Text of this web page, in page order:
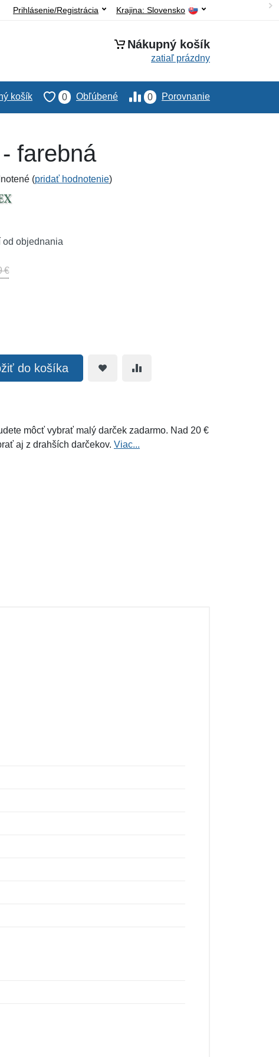
Krajina: Slovensko
Prihlásenie/Registrácia
Nákupný košík
zatiaľ prázdny
0 Porovnanie
0 Obľúbené
košík
farebná
(pridať hodnotenie)
od objednania
€
do košíka
môcť vybrať malý darček zadarmo. Nad 20 €
aj z drahších darčekov. Viac...